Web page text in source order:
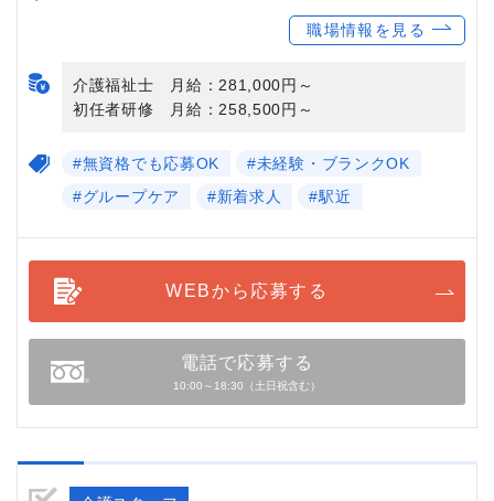
職場情報を見る
介護福祉士 月給：281,000円～
初任者研修 月給：258,500円～
#無資格でも応募OK
#未経験・ブランクOK
#グループケア
#新着求人 #駅近
WEBから応募する
電話で応募する
10:00～18:30（土日祝含む）